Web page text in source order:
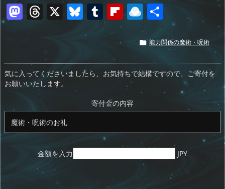
M
st
o
d
o
n
T
a
d
s
X Bl
sk
y
T
u
m
bl
r
Fl
o
ar
d
R
n
d
ro
io
有
 能力関係の魔術・呪術
気に入ってくださいましたら、お気持ちで結構ですので、ご寄付を
お願いいたします。
寄付金の内容
金額を入力 JPY